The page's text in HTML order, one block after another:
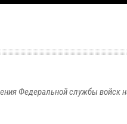
Федеральной службы войск